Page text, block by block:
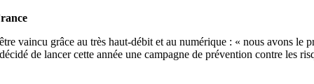
vaincu grâce au très haut-débit et au numérique : « nous avons
de lancer cette année une campagne de prévention contre les